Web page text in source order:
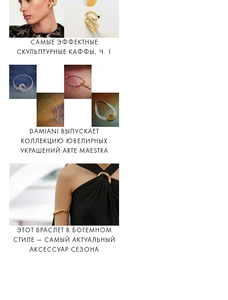
САМЫЕ ЭФФЕКТНЫЕ
СКУЛЬПТУРНЫЕ КАФФЫ, Ч. 1
DAMIANI ВЫПУСКАЕТ
КОЛЛЕКЦИЮ ЮВЕЛИРНЫХ
УКРАШЕНИЙ ARTE MAESTRA
ЭТОТ БРАСЛЕТ В БОГЕМНОМ
СТИЛЕ — САМЫЙ АКТУАЛЬНЫЙ
АКСЕССУАР СЕЗОНА